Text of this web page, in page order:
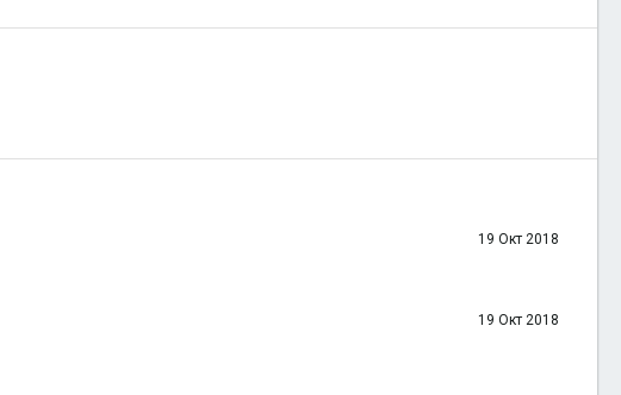
19 Окт 2018
19 Окт 2018